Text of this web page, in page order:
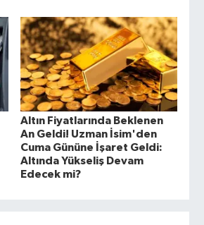
Altın Fiyatlarında Beklenen
An Geldi! Uzman İsim'den
Cuma Gününe İşaret Geldi:
Altında Yükseliş Devam
Edecek mi?